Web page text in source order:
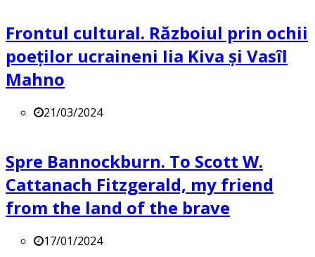
Frontul cultural. Războiul prin ochii
poeților ucraineni Iia Kiva și Vasîl
Mahno
21/03/2024
Spre Bannockburn. To Scott W.
Cattanach Fitzgerald, my friend
from the land of the brave
17/01/2024